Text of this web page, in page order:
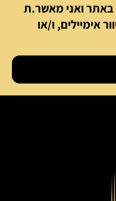
באתר ואני מאשר.ת
אימיילים, ו/או